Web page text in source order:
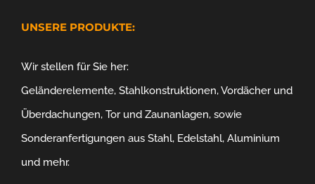
UNSERE PRODUKTE:
Wir stellen für Sie her:
Geländerelemente, Stahlkonstruktionen, Vordächer und
Überdachungen, Tor und Zaunanlagen, sowie
Sonderanfertigungen aus Stahl, Edelstahl, Aluminium
und mehr.